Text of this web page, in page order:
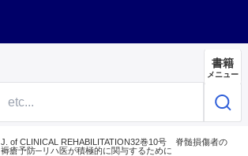
書籍
メニュー
J. of CLINICAL REHABILITATION32巻10号 脊髄損傷者の
褥瘡予防─リハ医が積極的に関与するために